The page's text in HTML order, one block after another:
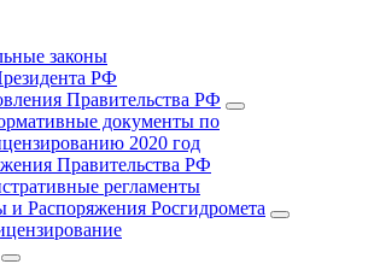
законы
РФ
Правительства РФ
документы по
2020 год
Правительства РФ
регламенты
и Распоряжения Росгидромета